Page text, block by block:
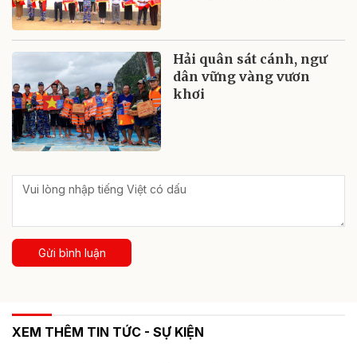
Hải quân sát cánh, ngư
dân vững vàng vươn
khơi
Gửi bình luận
XEM THÊM TIN TỨC - SỰ KIỆN